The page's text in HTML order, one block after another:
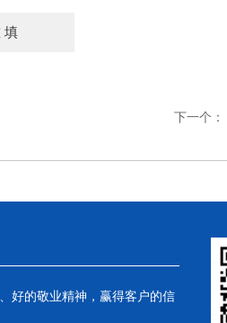
下一个：
好的敬业精神，赢得客户的信